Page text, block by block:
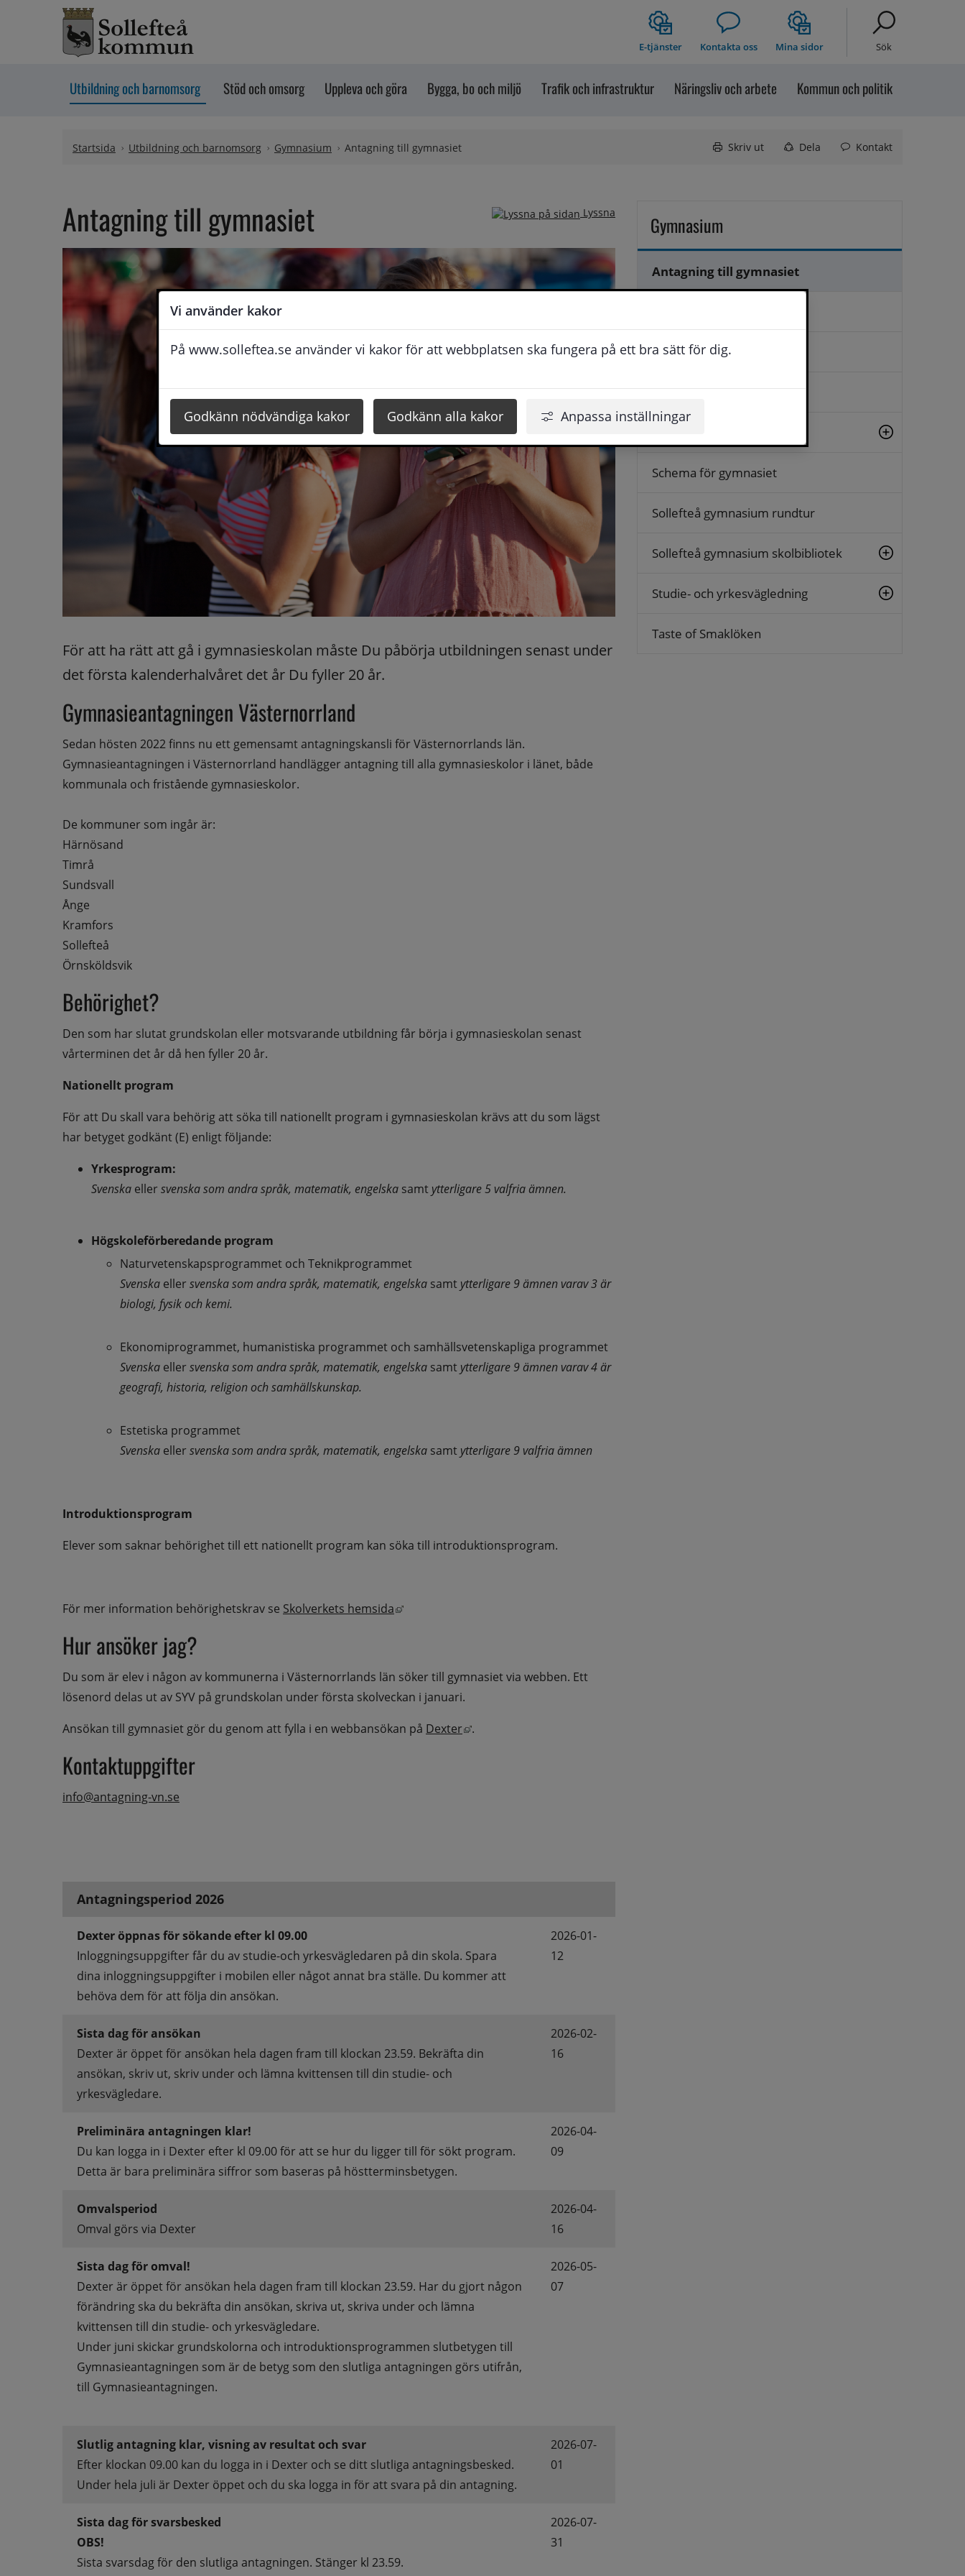
Vi använder kakor
På www.solleftea.se använder vi kakor för att webbplatsen ska fungera på ett bra sätt för dig.
Godkänn nödvändiga kakor Godkänn alla kakor Anpassa inställningar
Hoppa till innehåll
E-tjänster Kontakta oss Mina sidor Sök
Utbildning och barnomsorg Stöd och omsorg Uppleva och göra Bygga, bo och miljö Trafik och infrastruktur Näringsliv och arbete Kommun och politik
Startsida Utbildning och barnomsorg Gymnasium Antagning till gymnasiet Skriv ut Dela Kontakt
Lyssna
Antagning till gymnasiet
För att ha rätt att gå i gymnasieskolan måste Du påbörja utbildningen senast under
det första kalenderhalvåret det år Du fyller 20 år.
Gymnasieantagningen Västernorrland
Sedan hösten 2022 finns nu ett gemensamt antagningskansli för Västernorrlands län.
Gymnasieantagningen i Västernorrland handlägger antagning till alla gymnasieskolor i länet, både
kommunala och fristående gymnasieskolor.
De kommuner som ingår är:
Härnösand
Timrå
Sundsvall
Ånge
Kramfors
Sollefteå
Örnsköldsvik
Behörighet?
Den som har slutat grundskolan eller motsvarande utbildning får börja i gymnasieskolan senast
vårterminen det år då hen fyller 20 år.
Nationellt program
För att Du skall vara behörig att söka till nationellt program i gymnasieskolan krävs att du som lägst
har betyget godkänt (E) enligt följande:
Yrkesprogram:
Svenska eller svenska som andra språk, matematik, engelska samt ytterligare 5 valfria ämnen.
Högskoleförberedande program
Naturvetenskapsprogrammet och Teknikprogrammet
Svenska eller svenska som andra språk, matematik, engelska samt ytterligare 9 ämnen varav 3 är
biologi, fysik och kemi.
Ekonomiprogrammet, humanistiska programmet och samhällsvetenskapliga programmet
Svenska eller svenska som andra språk, matematik, engelska samt ytterligare 9 ämnen varav 4 är
geografi, historia, religion och samhällskunskap.
Estetiska programmet
Svenska eller svenska som andra språk, matematik, engelska samt ytterligare 9 valfria ämnen
Introduktionsprogram
Elever som saknar behörighet till ett nationellt program kan söka till introduktionsprogram.
För mer information behörighetskrav se Skolverkets hemsida Länk till annan webbplats, öppnas i nytt fönster.
Hur ansöker jag?
Du som är elev i någon av kommunerna i Västernorrlands län söker till gymnasiet via webben. Ett
lösenord delas ut av SYV på grundskolan under första skolveckan i januari.
Ansökan till gymnasiet gör du genom att fylla i en webbansökan på Dexter Länk till annan webbplats, öppnas i nytt fönster.
.
Kontaktuppgifter
info@antagning-vn.se
Viktiga datum för ansökan 2026
Antagningsperiod 2026
Dexter öppnas för sökande efter kl 09.00
Inloggningsuppgifter får du av studie-och yrkesvägledaren på din skola. Spara
dina inloggningsuppgifter i mobilen eller något annat bra ställe. Du kommer att
behöva dem för att följa din ansökan.
2026-01-
12
Sista dag för ansökan
Dexter är öppet för ansökan hela dagen fram till klockan 23.59. Bekräfta din
ansökan, skriv ut, skriv under och lämna kvittensen till din studie- och
yrkesvägledare.
2026-02-
16
Preliminära antagningen klar!
Du kan logga in i Dexter efter kl 09.00 för att se hur du ligger till för sökt program.
Detta är bara preliminära siffror som baseras på höstterminsbetygen.
2026-04-
09
Omvalsperiod
Omval görs via Dexter
2026-04-
16
Sista dag för omval!
Dexter är öppet för ansökan hela dagen fram till klockan 23.59. Har du gjort någon
förändring ska du bekräfta din ansökan, skriva ut, skriva under och lämna
kvittensen till din studie- och yrkesvägledare.
Under juni skickar grundskolorna och introduktionsprogrammen slutbetygen till
Gymnasieantagningen som är de betyg som den slutliga antagningen görs utifrån,
till Gymnasieantagningen.
2026-05-
07
Slutlig antagning klar, visning av resultat och svar
Efter klockan 09.00 kan du logga in i Dexter och se ditt slutliga antagningsbesked.
Under hela juli är Dexter öppet och du ska logga in för att svara på din antagning.
2026-07-
01
Sista dag för svarsbesked
OBS!
Sista svarsdag för den slutliga antagningen. Stänger kl 23.59.
2026-07-
31
Gymnasium
Antagning till gymnasiet
Försäkringar
KAA
Schema för gymnasiet
Sollefteå gymnasium rundtur
Sollefteå gymnasium skolbibliotek
Studie- och yrkesvägledning
Taste of Smaklöken